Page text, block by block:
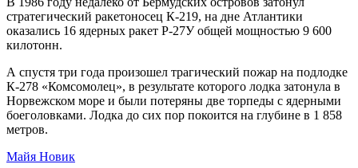
стратегический ракетоносец К-219, на дне Атлантики
оказались 16 ядерных ракет Р-27У общей мощностью 9 600
килотонн.
А спустя три года произошел трагический пожар на подлодке
К-278 «Комсомолец», в результате которого лодка затонула в
Норвежском море и были потеряны две торпеды с ядерными
боеголовками. Лодка до сих пор покоится на глубине в 1 858
метров.
Майя Новик